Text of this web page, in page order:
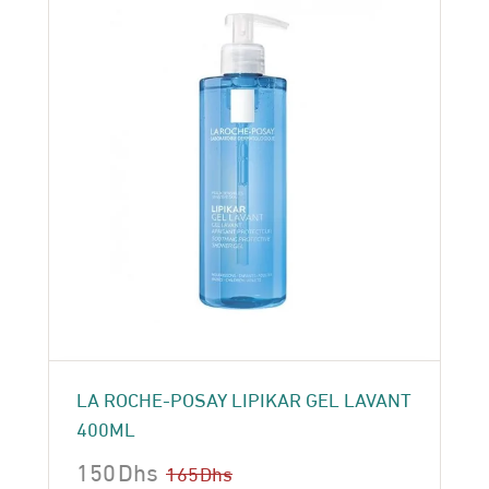
LA ROCHE-POSAY LIPIKAR GEL LAVANT
400ML
165Dhs
150Dhs